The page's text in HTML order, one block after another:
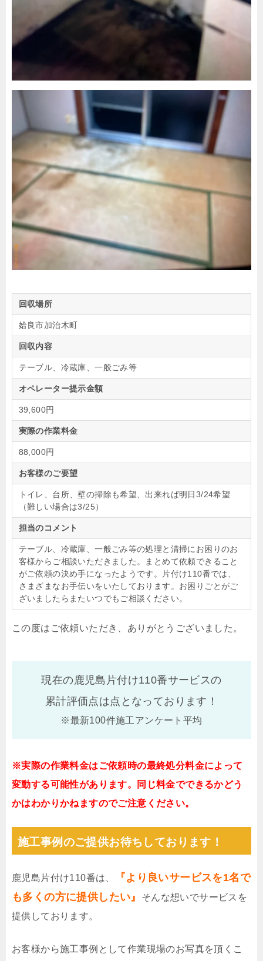
回収場所
姶良市加治木町
回収内容
テーブル、冷蔵庫、一般ごみ等
オペレーター提示金額
39,600円
実際の作業料金
88,000円
お客様のご要望
トイレ、台所、壁の掃除も希望、出来れば明日3/24希望
（難しい場合は3/25）
担当のコメント
テーブル、冷蔵庫、一般ごみ等の処理と清掃にお困りのお
客様からご相談いただきました。まとめて依頼できること
がご依頼の決め手になったようです。片付け110番では、
さまざまなお手伝いをいたしております。お困りごとがご
ざいましたらまたいつでもご相談ください。
この度はご依頼いただき、ありがとうございました。
現在の鹿児島片付け110番サービスの
累計評価点は点となっております！
※最新100件施工アンケート平均
※実際の作業料金はご依頼時の最終処分料金によって
変動する可能性があります。同じ料金でできるかどう
かはわかりかねますのでご注意ください。
施工事例のご提供お待ちしております！
鹿児島片付け110番は、
『より良いサービスを1名で
も多くの方に提供したい』
そんな想いでサービスを
提供しております。
お客様から施工事例として作業現場のお写真を頂くこ